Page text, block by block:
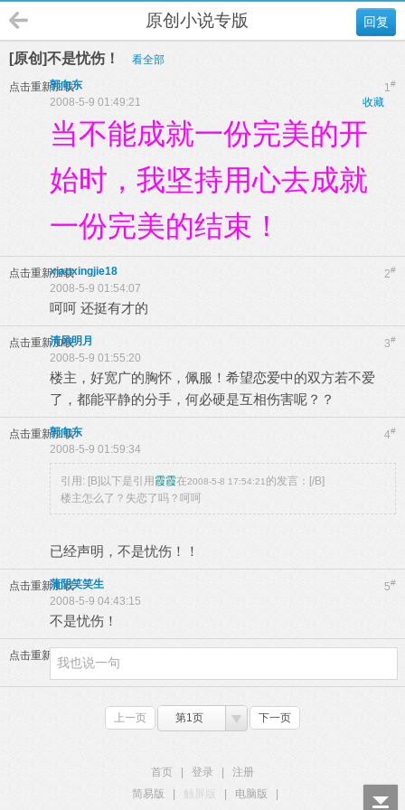
回复
原创小说专版
[原创]不是忧伤！ 看全部
点击重新加载 1#
郭向东
收藏
2008-5-9 01:49:21
当不能成就一份完美的开
始时，我坚持用心去成就
一份完美的结束！
点击重新加载 2#
xiaoxingjie18
2008-5-9 01:54:07
呵呵 还挺有才的
点击重新加载 3#
清风明月
2008-5-9 01:55:20
楼主，好宽广的胸怀，佩服！希望恋爱中的双方若不爱
了，都能平静的分手，何必硬是互相伤害呢？？
点击重新加载 4#
郭向东
2008-5-9 01:59:34
引用: [B]以下是引用 霞霞在2008-5-8 17:54:21 的发言：[/B]
楼主怎么了？失恋了吗？呵呵
已经声明，不是忧伤！！
点击重新加载 5#
蒲阴笑笑生
2008-5-9 04:43:15
不是忧伤！
点击重新加载
上一页 第1页 下一页
首页 登录
注册
简易版
触屏版 电脑版